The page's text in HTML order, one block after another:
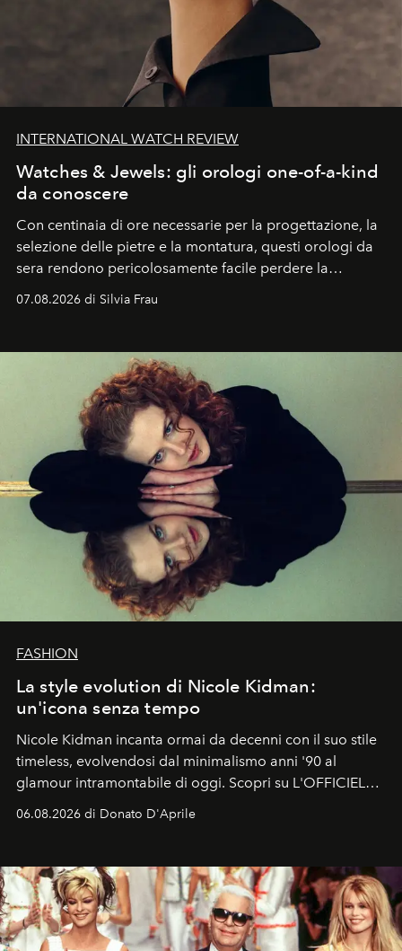
INTERNATIONAL WATCH REVIEW
Watches & Jewels: gli orologi one-of-a-kind
da conoscere
Con centinaia di ore necessarie per la progettazione, la
selezione delle pietre e la montatura, questi orologi da
sera rendono pericolosamente facile perdere la
07.08.2026 di Silvia Frau
FASHION
La style evolution di Nicole Kidman:
un'icona senza tempo
Nicole Kidman incanta ormai da decenni con il suo stile
timeless, evolvendosi dal minimalismo anni '90 al
glamour intramontabile di oggi. Scopri su L'OFFICIEL
06.08.2026 di Donato D'Aprile